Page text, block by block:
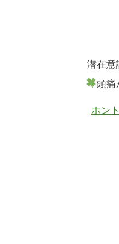
潜在意
頭痛
ホン